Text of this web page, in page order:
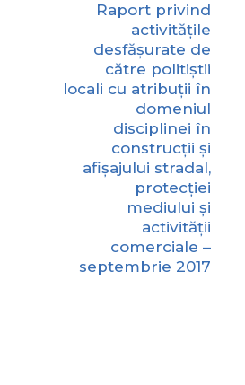
Raport privind
activitățile
desfășurate de
către politiștii
locali cu atribuții în
domeniul
disciplinei în
construcții și
afișajului stradal,
protecției
mediului și
activității
comerciale –
septembrie 2017